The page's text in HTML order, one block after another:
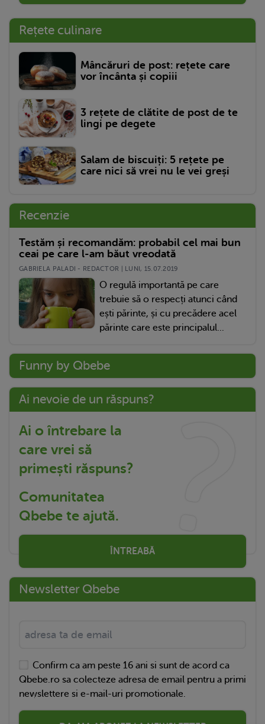
Rețete culinare
Mâncăruri de post: rețete care
vor încânta și copiii
3 rețete de clătite de post de te
lingi pe degete
Salam de biscuiți: 5 rețete pe
care nici să vrei nu le vei greși
Recenzie
Testăm și recomandăm: probabil cel mai bun
ceai pe care l-am băut vreodată
GABRIELA PALADI - REDACTOR | LUNI, 15.07.2019
O regulă importantă pe care
trebuie să o respecți atunci când
ești părinte, și cu precădere acel
părinte care este principalul...
Funny by Qbebe
Ai nevoie de un răspuns?
Ai o întrebare la
care vrei să
primești răspuns?
Comunitatea
Qbebe te ajută.
ÎNTREABĂ
Newsletter Qbebe
Confirm ca am peste 16 ani si sunt de acord ca
Qbebe.ro sa colecteze adresa de email pentru a primi
newslettere si e-mail-uri promotionale.